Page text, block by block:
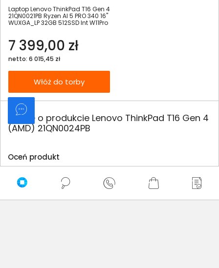
Laptop Lenovo ThinkPad T16 Gen 4
21QN0021PB Ryzen AI 5 PRO 340 16"
WUXGA_LP 32GB 512SSD Int W11Pro
7 399,00 zł
netto: 6 015,45 zł
Włóż do torby
Opinie o produkcie Lenovo ThinkPad T16 Gen 4
(AMD) 21QN0024PB
Oceń produkt
0/5 0 - ilość opinii o produkcie